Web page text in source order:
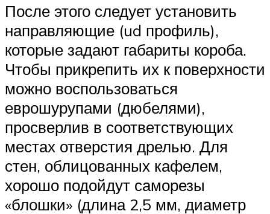
После этого следует установить
направляющие (ud профиль),
которые задают габариты короба.
Чтобы прикрепить их к поверхности
можно воспользоваться
еврошурупами (дюбелями),
просверлив в соответствующих
местах отверстия дрелью. Для
стен, облицованных кафелем,
хорошо подойдут саморезы
«блошки» (длина 2,5 мм, диаметр